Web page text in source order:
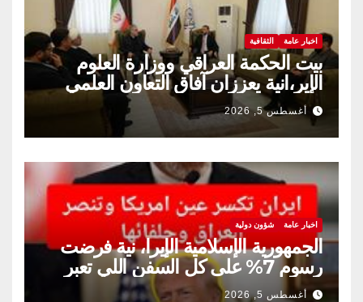
اخبار عامة الثقافية
بيت الحكمة العراقي ووزارة العلوم
الإير،انية يعززان آفاق التعاون العلمي
والثقافي.
أغسطس 5, 2026
اخبار عامة شؤون دولية
الجمهورية الإسلامية الإيرا، نية فرضت
رسوم 7% على كل السفن اللي تعبر
مضيق هرمز
أغسطس 5, 2026